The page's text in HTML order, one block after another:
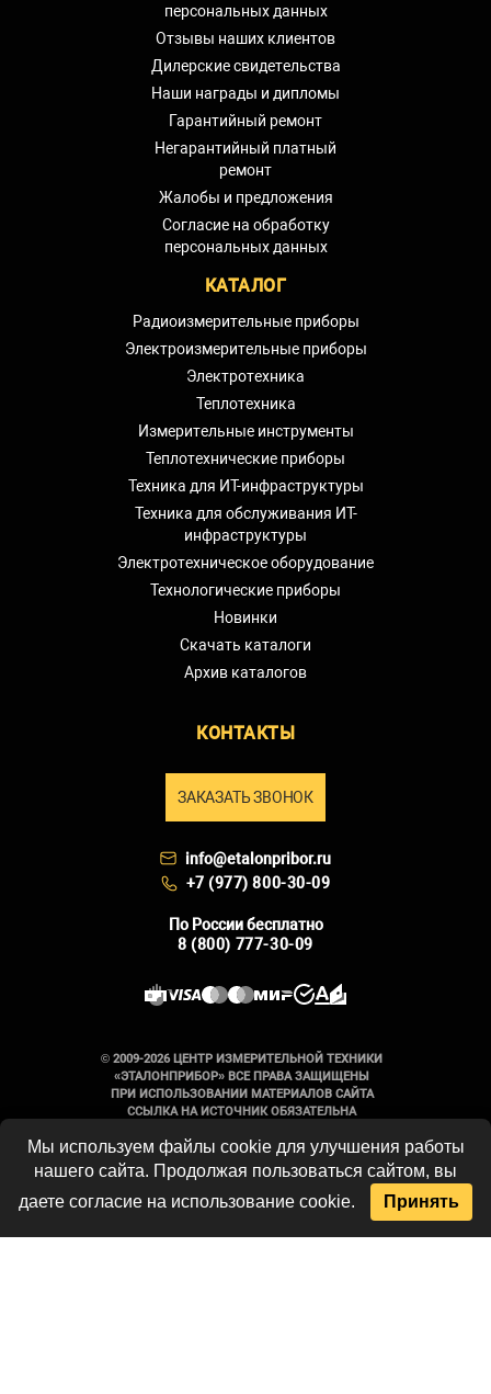
персональных данных
Отзывы наших клиентов
Дилерские свидетельства
Наши награды и дипломы
Гарантийный ремонт
Негарантийный платный
ремонт
Жалобы и предложения
Согласие на обработку
персональных данных
КАТАЛОГ
Радиоизмерительные приборы
Электроизмерительные приборы
Электротехника
Теплотехника
Измерительные инструменты
Теплотехнические приборы
Техника для ИТ-инфраструктуры
Техника для обслуживания ИТ-
инфраструктуры
Электротехническое оборудование
Технологические приборы
Новинки
Скачать каталоги
Архив каталогов
КОНТАКТЫ
ЗАКАЗАТЬ ЗВОНОК
info@etalonpribor.ru
+7 (977) 800-30-09
По России бесплатно
8 (800) 777-30-09
© 2009-2026 ЦЕНТР ИЗМЕРИТЕЛЬНОЙ ТЕХНИКИ
«ЭТАЛОНПРИБОР» ВСЕ ПРАВА ЗАЩИЩЕНЫ
ПРИ ИСПОЛЬЗОВАНИИ МАТЕРИАЛОВ САЙТА
ССЫЛКА НА ИСТОЧНИК ОБЯЗАТЕЛЬНА
Вся информация на сайте носит
справочный характер и не является
публичной офертой, определяемой
положениями Статьи 437 Гражданского
Мы используем файлы cookie для улучшения работы
нашего сайта. Продолжая пользоваться сайтом, вы
даете согласие на использование cookie.
Принять